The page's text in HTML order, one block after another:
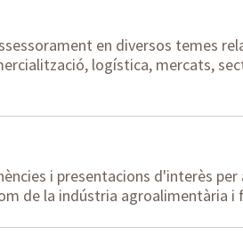
en diversos temes
logística, mercats,
i presentacions d'interès per
de la indústria agroalimentària i